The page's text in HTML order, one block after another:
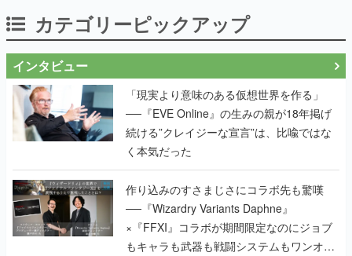
カテゴリーピックアップ
インタビュー
「現実より意味のある仮想世界を作る」
──『EVE Online』の生みの親が18年掲げ
続ける”クレイジーな宣言”は、比喩ではな
く本気だった
作り込みのすさまじさにコラボ先も驚嘆
──『Wizardry Variants Daphne』
×『FFXI』コラボが期間限定なのにジョブ
もキャラも武器も戦闘システムもワンオフ